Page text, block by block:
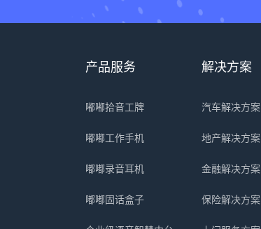
产品服务
嘟嘟拾音工牌
嘟嘟工作手机
嘟嘟录音耳机
嘟嘟固话盒子
解决方案
汽车解决方案
地产解决方案
金融解决方案
保险解决方案